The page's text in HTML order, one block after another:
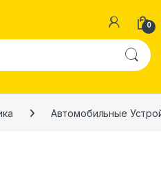
0
Автомобильные